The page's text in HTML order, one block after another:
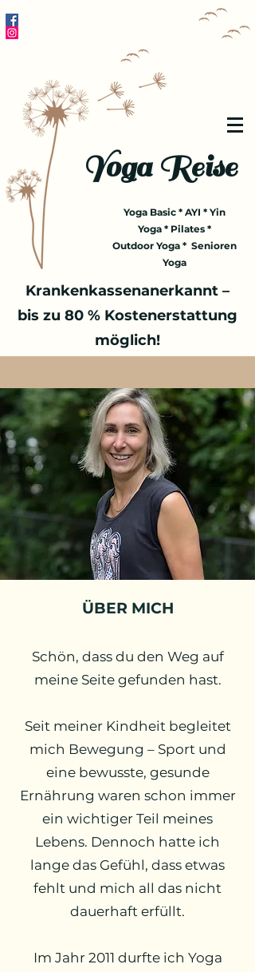
Yoga Reise
Yoga Basic * AYI * Yin
Yoga * Pilates *
Outdoor Yoga * Senioren
Yoga
Krankenkassenanerkannt –
bis zu 80 % Kostenerstattung
möglich!
ÜBER MICH
Schön, dass du den Weg auf
meine Seite gefunden hast.
Seit meiner Kindheit begleitet
mich Bewegung – Sport und
eine bewusste, gesunde
Ernährung waren schon immer
ein wichtiger Teil meines
Lebens. Dennoch hatte ich
lange das Gefühl, dass etwas
fehlt und mich all das nicht
dauerhaft erfüllt.
Im Jahr 2011 durfte ich Yoga